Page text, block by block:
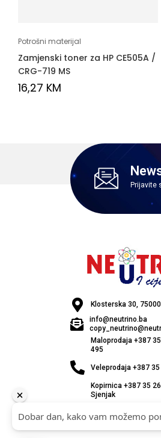
Potrošni materijal
Zamjenski toner za HP CE505A /
CRG-719 MS
16,27 KM
Prijavite
Klosterska 30,
info@neutrino.ba
Maloprodaja +387
495
Veleprodaja +387
Kopirnica +387 35
Sjenjak